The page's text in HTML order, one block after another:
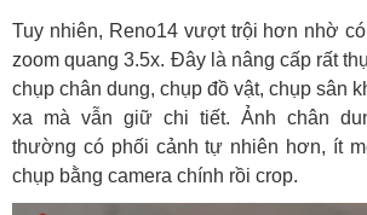
Tuy nhiên, Reno14 vượt trội hơn nhờ
zoom quang 3.5x. Đây là nâng cấp rất
chụp chân dung, chụp đồ vật, chụp sân
xa mà vẫn giữ chi tiết. Ảnh chân
thường có phối cảnh tự nhiên hơn, ít
chụp bằng camera chính rồi crop.